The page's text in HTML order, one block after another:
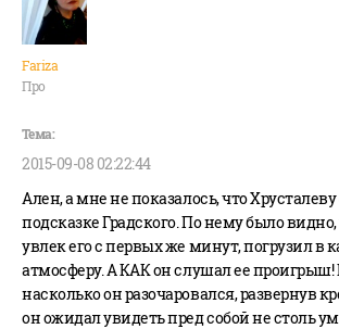
Fariza
Про
2015-09-08 02:22:44
Ален, а мне не показалось, что
подсказке Градского. По нему было видно,
увлек его с первых же минут, погрузил в
атмосферу. А КАК он слушал ее проигрыш!
насколько он разочаровался, развернув
он ожидал увидеть пред собой не столь